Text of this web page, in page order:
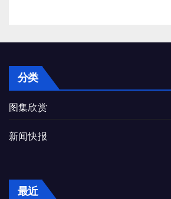
分类
图集欣赏
新闻快报
最近